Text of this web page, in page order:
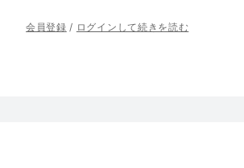
会員登録 / ログインして続きを読む